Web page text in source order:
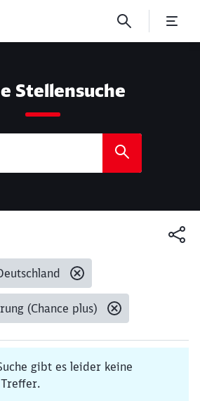
Stellensuche
(Chance plus)
gibt es leider keine